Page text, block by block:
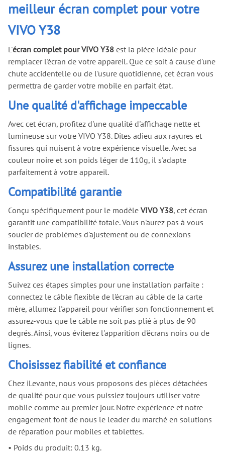
meilleur écran complet pour votre
VIVO Y38
L'écran complet pour VIVO Y38 est la pièce idéale pour
remplacer l'écran de votre appareil. Que ce soit à cause d'une
chute accidentelle ou de l'usure quotidienne, cet écran vous
permettra de garder votre mobile en parfait état.
Une qualité d'affichage impeccable
Avec cet écran, profitez d'une qualité d'affichage nette et
lumineuse sur votre VIVO Y38. Dites adieu aux rayures et
fissures qui nuisent à votre expérience visuelle. Avec sa
couleur noire et son poids léger de 110g, il s'adapte
parfaitement à votre appareil.
Compatibilité garantie
Conçu spécifiquement pour le modèle VIVO Y38, cet écran
garantit une compatibilité totale. Vous n'aurez pas à vous
soucier de problèmes d'ajustement ou de connexions
instables.
Assurez une installation correcte
Suivez ces étapes simples pour une installation parfaite :
connectez le câble flexible de l'écran au câble de la carte
mère, allumez l'appareil pour vérifier son fonctionnement et
assurez-vous que le câble ne soit pas plié à plus de 90
degrés. Ainsi, vous éviterez l'apparition d'écrans noirs ou de
lignes.
Choisissez fiabilité et confiance
Chez iLevante, nous vous proposons des pièces détachées
de qualité pour que vous puissiez toujours utiliser votre
mobile comme au premier jour. Notre expérience et notre
engagement font de nous le leader du marché en solutions
de réparation pour mobiles et tablettes.
• Poids du produit: 0.13 kg.